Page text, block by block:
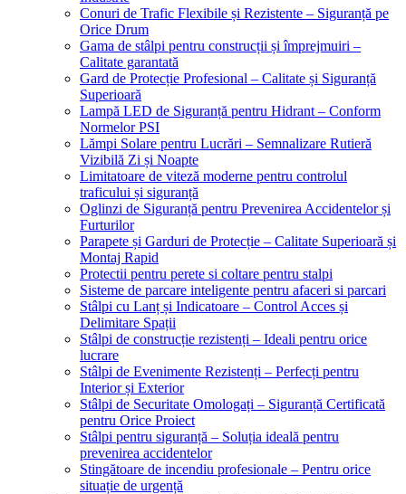
Conuri de Trafic Flexibile și Rezistente – Siguranță pe
Orice Drum
Gama de stâlpi pentru construcții și împrejmuiri –
Calitate garantată
Gard de Protecție Profesional – Calitate și Siguranță
Superioară
Lampă LED de Siguranță pentru Hidrant – Conform
Normelor PSI
Lămpi Solare pentru Lucrări – Semnalizare Rutieră
Vizibilă Zi și Noapte
Limitatoare de viteză moderne pentru controlul
traficului și siguranță
Oglinzi de Siguranță pentru Prevenirea Accidentelor și
Furturilor
Parapete și Garduri de Protecție – Calitate Superioară și
Montaj Rapid
Protectii pentru perete si coltare pentru stalpi
Sisteme de parcare inteligente pentru afaceri si parcari
Stâlpi cu Lanț și Indicatoare – Control Acces și
Delimitare Spații
Stâlpi de construcție rezistenți – Ideali pentru orice
lucrare
Stâlpi de Evenimente Rezistenți – Perfecți pentru
Interior și Exterior
Stâlpi de Securitate Omologați – Siguranță Certificată
pentru Orice Proiect
Stâlpi pentru siguranță – Soluția ideală pentru
prevenirea accidentelor
Stingătoare de incendiu profesionale – Pentru orice
situație de urgență